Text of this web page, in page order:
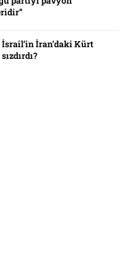
İsrail’in İran’daki Kürt